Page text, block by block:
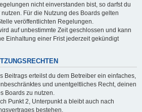
nicht einverstanden bist, so darfst du
Für die Nutzung des Boards gelten
veröffentlichten Regelungen.
auf unbestimmte Zeit geschlossen und kann
Einhaltung einer Frist jederzeit gekündigt
Beitrags erteilst du dem Betreiber ein einfaches,
und unentgeltliches Recht, deinen
Boards zu nutzen.
Punkt 2, Unterpunkt a bleibt auch nach
bestehen.